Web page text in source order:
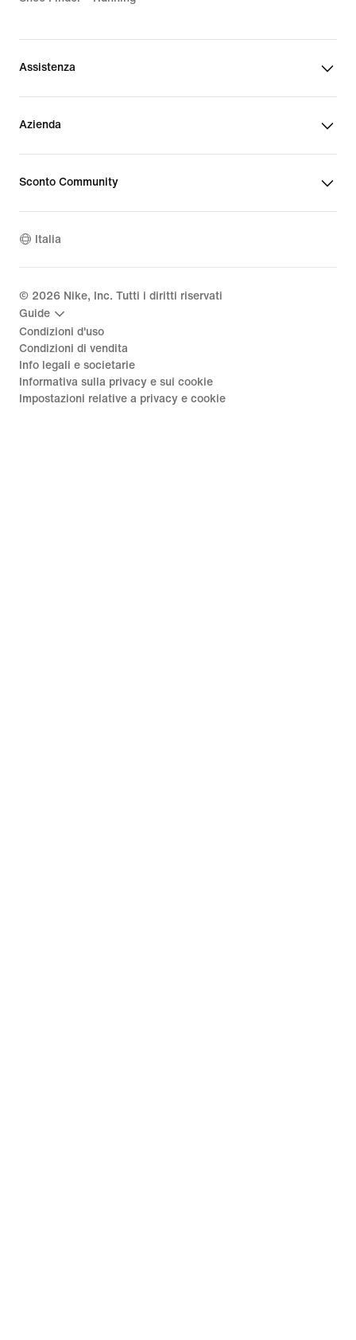
Assistenza
Azienda
Sconto Community
Italia
© 2026 Nike, Inc. Tutti i diritti riservati
Guide
Condizioni d'uso
Condizioni di vendita
Info legali e societarie
Informativa sulla privacy e sui cookie
Impostazioni relative a privacy e cookie